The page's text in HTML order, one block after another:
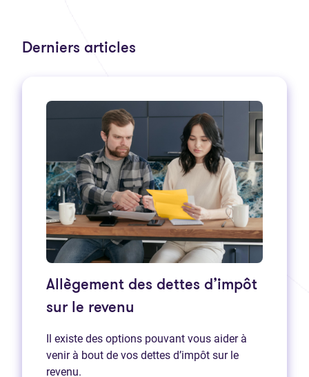
Derniers articles
Allègement des dettes d’impôt
sur le revenu
Il existe des options pouvant vous aider à
venir à bout de vos dettes d’impôt sur le
revenu.